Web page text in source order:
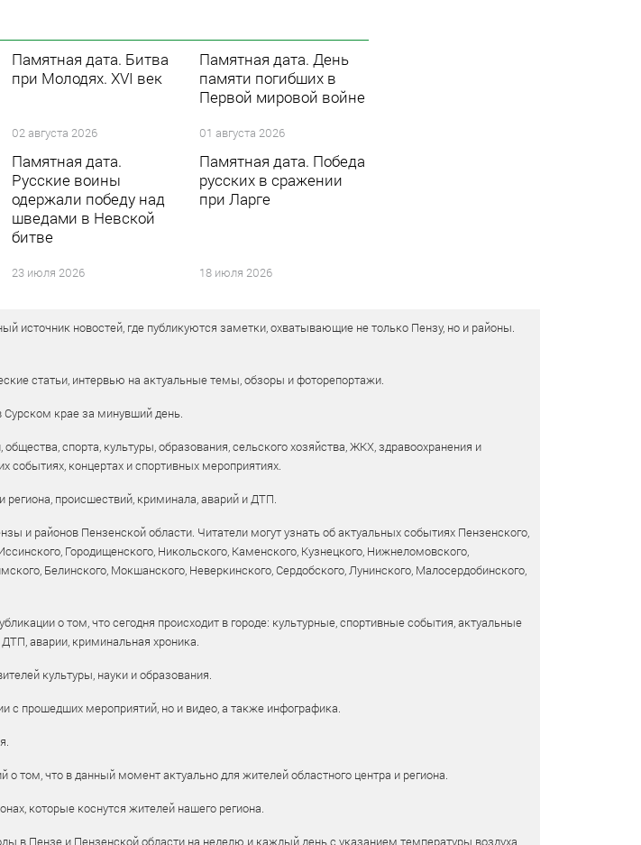
Памятная дата. Битва
при Молодях. XVI век
02 августа 2026
Памятная дата. День
памяти погибших в
Первой мировой войне
01 августа 2026
Памятная дата.
Русские воины
одержали победу над
шведами в Невской
битве
23 июля 2026
Памятная дата. Победа
русских в сражении
при Ларге
18 июля 2026
источник новостей, где публикуются заметки, охватывающие не только Пензу, но и районы.
статьи, интервью на актуальные темы, обзоры и фоторепортажи.
крае за минувший день.
спорта, культуры, образования, сельского хозяйства, ЖКХ, здравоохранения и
концертах и спортивных мероприятиях.
происшествий, криминала, аварий и ДТП.
и районов Пензенской области. Читатели могут узнать об актуальных событиях Пензенского,
Городищенского, Никольского, Каменского, Кузнецкого, Нижнеломовского,
Белинского, Мокшанского, Неверкинского, Сердобского, Лунинского, Малосердобинского,
о том, что сегодня происходит в городе: культурные, спортивные события, актуальные
аварии, криминальная хроника.
культуры, науки и образования.
с прошедших мероприятий, но и видео, а также инфографика.
том, что в данный момент актуально для жителей областного центра и региона.
которые коснутся жителей нашего региона.